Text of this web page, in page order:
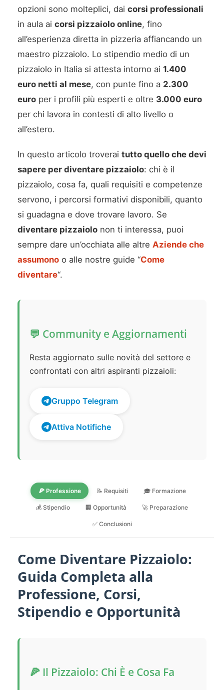
opzioni sono molteplici, dai corsi professionali
in aula ai corsi pizzaiolo online, fino
all’esperienza diretta in pizzeria affiancando un
maestro pizzaiolo. Lo stipendio medio di un
pizzaiolo in Italia si attesta intorno ai 1.400
euro netti al mese, con punte fino a 2.300
euro per i profili più esperti e oltre 3.000 euro
per chi lavora in contesti di alto livello o
all’estero.
In questo articolo troverai tutto quello che devi
sapere per diventare pizzaiolo: chi è il
pizzaiolo, cosa fa, quali requisiti e competenze
servono, i percorsi formativi disponibili, quanto
si guadagna e dove trovare lavoro. Se
diventare pizzaiolo non ti interessa, puoi
sempre dare un’occhiata alle altre Aziende che
assumono o alle nostre guide “Come
diventare“.
💬 Community e Aggiornamenti
Resta aggiornato sulle novità del settore e
confrontati con altri aspiranti pizzaioli:
Gruppo Telegram
Attiva Notifiche
🍕 Professione 📝 Requisiti 🎓 Formazione
💰 Stipendio 🏢 Opportunità 🚀 Preparazione
✅ Conclusioni
Come Diventare Pizzaiolo:
Guida Completa alla
Professione, Corsi,
Stipendio e Opportunità
🍕 Il Pizzaiolo: Chi È e Cosa Fa